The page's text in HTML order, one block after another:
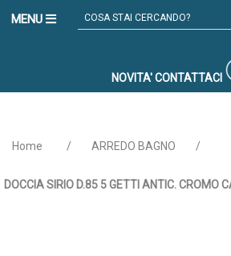
MENU
NOVITA' CONTATTACI
Home / ARREDO BAGNO /
DOCCIA SIRIO D.85 5 GETTI ANTIC. CROMO